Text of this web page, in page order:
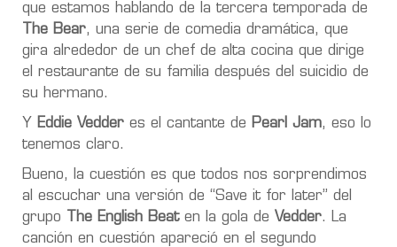
que estamos hablando de la tercera temporada de
The Bear, una serie de comedia dramática, que
gira alrededor de un chef de alta cocina que dirige
el restaurante de su familia después del suicidio de
su hermano.
Y Eddie Vedder es el cantante de Pearl Jam, eso lo
tenemos claro.
Bueno, la cuestión es que todos nos sorprendimos
al escuchar una versión de “Save it for later” del
grupo
The English Beaten la gola de Vedder.
La
canción en cuestión apareció en el segundo